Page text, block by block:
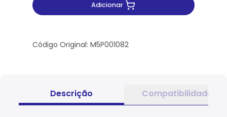
Adicionar
Código Original: M5P001082
Descrição Compatibilidade